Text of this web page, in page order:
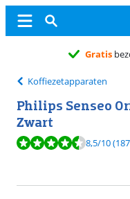
Koffiezetapparaten
Philips Senseo
Zwart
Beoordeling is 8,5 van de
8,5/10